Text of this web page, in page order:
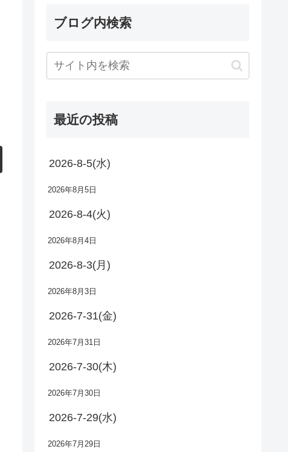
ブログ内検索
最近の投稿
2026-8-5(水)
2026年8月5日
2026-8-4(火)
2026年8月4日
2026-8-3(月)
2026年8月3日
2026-7-31(金)
2026年7月31日
2026-7-30(木)
2026年7月30日
2026-7-29(水)
2026年7月29日